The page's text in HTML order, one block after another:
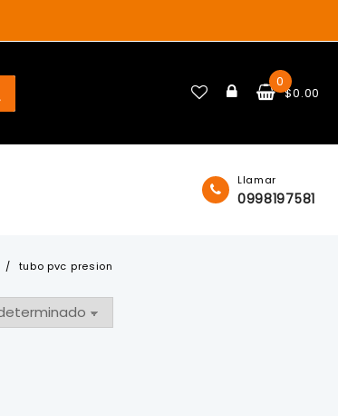
0
$0.00
Llamar
0998197581
tubo pvc presion